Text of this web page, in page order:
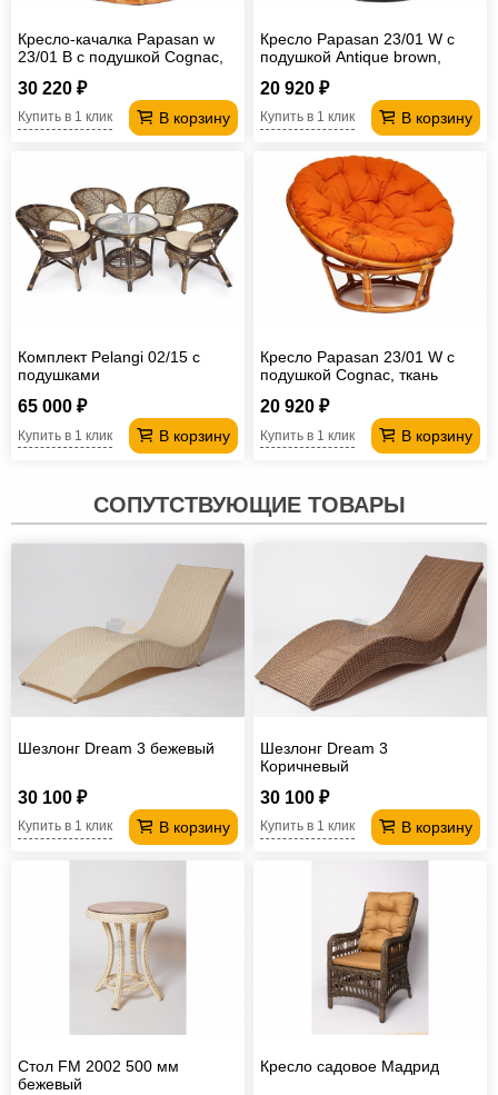
Кресло-качалка Papasan w
23/01 B с подушкой Cognac,
30 220 ₽
В корзину
Купить в 1 клик
Кресло Papasan 23/01 W с
подушкой Antique brown,
20 920 ₽
В корзину
Купить в 1 клик
Комплект Pelangi 02/15 с
подушками
65 000 ₽
В корзину
Купить в 1 клик
Кресло Papasan 23/01 W с
подушкой Cognac, ткань
20 920 ₽
В корзину
Купить в 1 клик
СОПУТСТВУЮЩИЕ ТОВАРЫ
Шезлонг Dream 3 бежевый
30 100 ₽
В корзину
Купить в 1 клик
Шезлонг Dream 3
Коричневый
30 100 ₽
В корзину
Купить в 1 клик
Стол FM 2002 500 мм
бежевый
Кресло садовое Мадрид